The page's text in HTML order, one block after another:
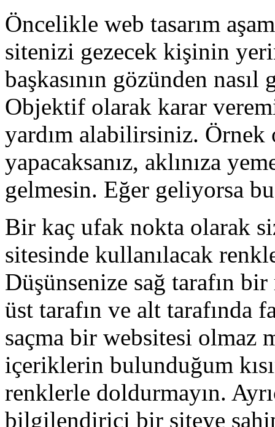
Öncelikle web tasarım
sitenizi gezecek kişinin
başkasının gözünden
Objektif olarak karar
yardım alabilirsiniz.
yapacaksanız, aklınıza
gelmesin. Eğer geliyorsa
Bir kaç ufak nokta olarak
sitesinde kullanılacak
Düşünsenize sağ tarafın
üst tarafın ve alt tarafında
saçma bir websitesi olmaz
içeriklerin bulunduğum
renklerle doldurmayın.
bilgilendirici bir siteye